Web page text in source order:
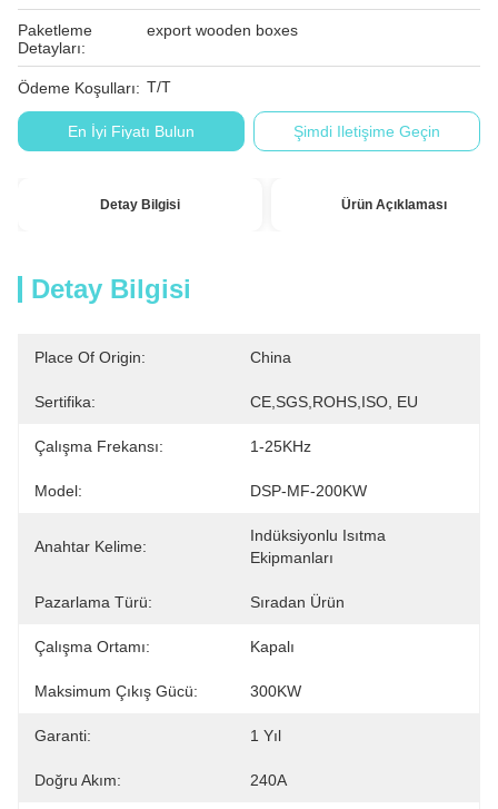
Paketleme
Detayları:
export wooden boxes
Ödeme Koşulları: T/T
En İyi Fiyatı Bulun Şimdi Iletişime Geçin
Detay Bilgisi Ürün Açıklaması
Detay Bilgisi
Place Of Origin: China
Sertifika: CE,SGS,ROHS,ISO, EU
Çalışma Frekansı: 1-25KHz
Model: DSP-MF-200KW
Anahtar Kelime:
Indüksiyonlu Isıtma
Ekipmanları
Pazarlama Türü: Sıradan Ürün
Çalışma Ortamı: Kapalı
Maksimum Çıkış Gücü: 300KW
Garanti: 1 Yıl
Doğru Akım: 240A